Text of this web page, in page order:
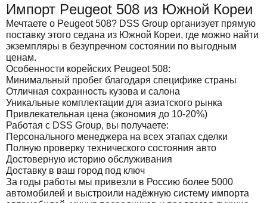
Импорт Peugeot 508 из Южной Кореи
Мечтаете о Peugeot 508? DSS Group организует прямую
поставку этого седана из Южной Кореи, где можно найти
экземпляры в безупречном состоянии по выгодным
ценам.
Особенности корейских Peugeot 508:
Минимальный пробег благодаря специфике страны
Отличная сохранность кузова и салона
Уникальные комплектации для азиатского рынка
Привлекательная цена (экономия до 10-20%)
Работая с DSS Group, вы получаете:
Персонального менеджера на всех этапах сделки
Полную проверку технического состояния авто
Достоверную историю обслуживания
Доставку в ваш город под ключ
За годы работы мы привезли в Россию более 5000
автомобилей и выстроили надёжную систему импорта